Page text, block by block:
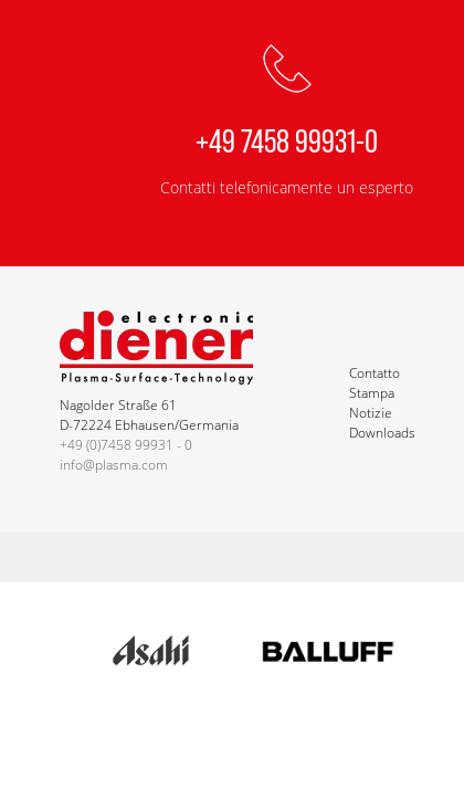
+49 7458 99931-0
Contatti telefonicamente un esperto
Nagolder Straße 61
D-72224 Ebhausen/Germania
+49 (0)7458 99931 - 0
info@plasma.com
Contatto
Stampa
Notizie
Downloads